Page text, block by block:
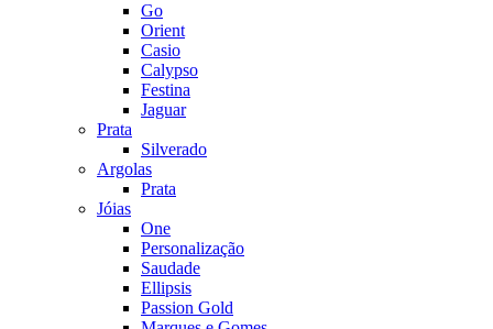
Go
Orient
Casio
Calypso
Festina
Jaguar
Prata
Silverado
Argolas
Prata
Jóias
One
Personalização
Saudade
Ellipsis
Passion Gold